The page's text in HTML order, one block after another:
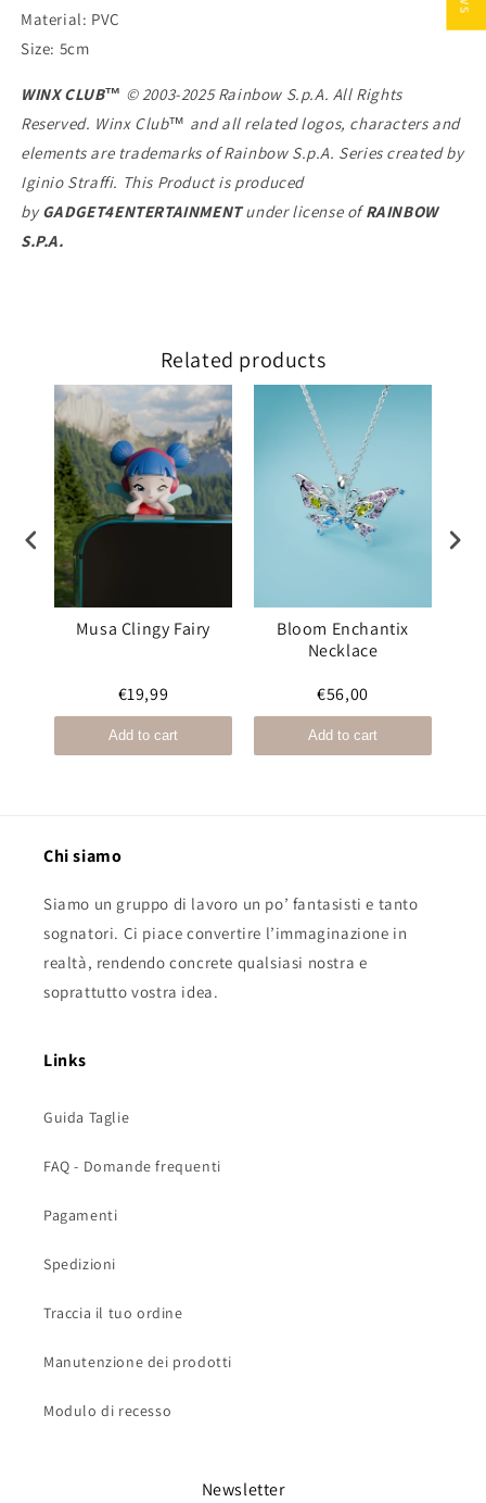
Material: PVC
Size: 5cm
WINX CLUB™ © 2003-2025 Rainbow S.p.A. All Rights
Reserved. Winx Club™ and all related logos, characters and
elements are trademarks of Rainbow S.p.A. Series created by
Iginio Straffi. This Product is produced
byGADGET4ENTERTAINMENTunder license ofRAINBOW
S.P.A.
Related products
Musa Clingy Fairy
€19,99
Add to cart
Bloom Enchantix
Necklace
€56,00
Add to cart
Chi siamo
Siamo un gruppo di lavoro un po’ fantasisti e tanto
sognatori. Ci piace convertire l’immaginazione in
realtà, rendendo concrete qualsiasi nostra e
soprattutto vostra idea.
Links
Guida Taglie
FAQ - Domande frequenti
Pagamenti
Spedizioni
Traccia il tuo ordine
Manutenzione dei prodotti
Modulo di recesso
Newsletter